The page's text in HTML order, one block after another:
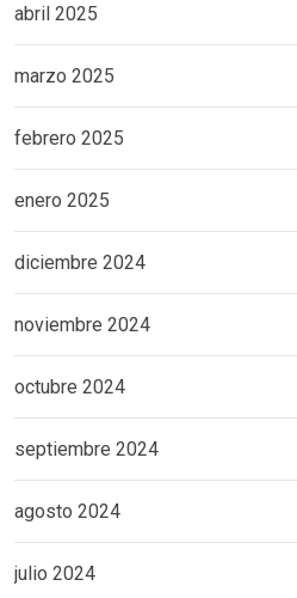
abril 2025
marzo 2025
febrero 2025
enero 2025
diciembre 2024
noviembre 2024
octubre 2024
septiembre 2024
agosto 2024
julio 2024